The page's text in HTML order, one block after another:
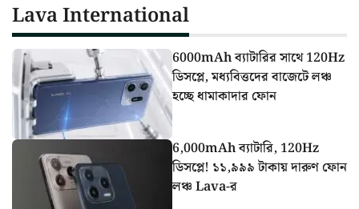
Lava International
6000mAh ব্যাটারির সাথে 120Hz
ডিসপ্লে, মধ্যবিত্তদের বাজেটে লঞ্চ
হচ্ছে ধামাকাদার ফোন
6,000mAh ব্যাটারি, 120Hz
ডিসপ্লে! ১১,৯৯৯ টাকায় দারুণ ফোন
লঞ্চ Lava-র